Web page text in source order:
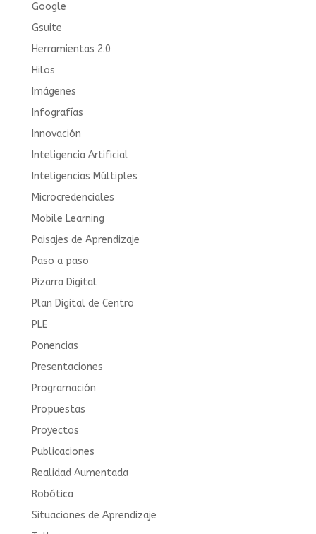
Google
Gsuite
Herramientas 2.0
Hilos
Imágenes
Infografías
Innovación
Inteligencia Artificial
Inteligencias Múltiples
Microcredenciales
Mobile Learning
Paisajes de Aprendizaje
Paso a paso
Pizarra Digital
Plan Digital de Centro
PLE
Ponencias
Presentaciones
Programación
Propuestas
Proyectos
Publicaciones
Realidad Aumentada
Robótica
Situaciones de Aprendizaje